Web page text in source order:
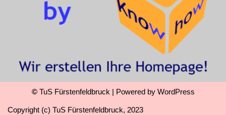
© TuS Fürstenfeldbruck| Powered by WordPress
Copyright (c) TuS Fürstenfeldbruck, 2023